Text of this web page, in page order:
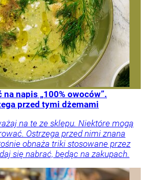
na napis „100% owoców”.
przed tymi dżemami
na te ze sklepu. Niektóre mogą
Ostrzega przed nimi znana
obnaża triki stosowane przez
się nabrać, będąc na zakupach.